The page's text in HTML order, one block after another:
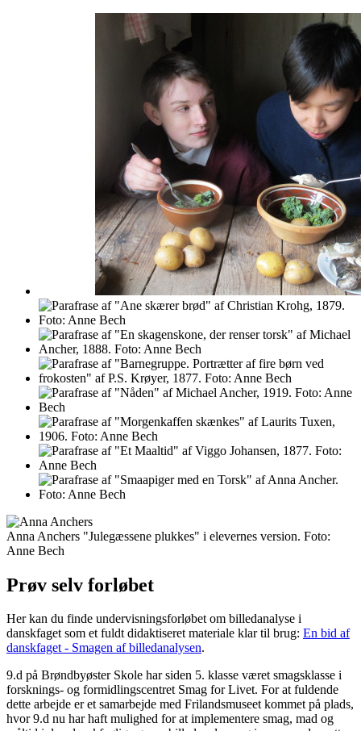
Anna Anchers "Julegæssene plukkes" i elevernes version. Foto:
Anne Bech
Prøv selv forløbet
Her kan du finde undervisningsforløbet om billedanalyse i
danskfaget som et fuldt didaktiseret materiale klar til brug: En bid af
danskfaget - Smagen af billedanalysen.
9.d på Brøndbyøster Skole har siden 5. klasse været smagsklasse i
forsknings- og formidlingscentret Smag for Livet. For at fuldende
dette arbejde er et samarbejde med Frilandsmuseet kommet på plads,
hvor 9.d nu har haft mulighed for at implementere smag, mad og